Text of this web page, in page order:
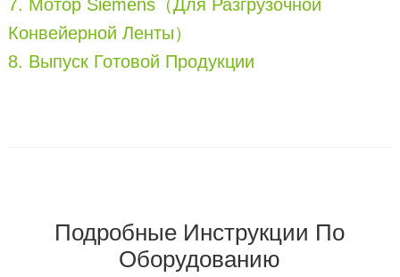
7. Мотор Siemens（Для Разгрузочной
Конвейерной Ленты）
8. Выпуск Готовой Продукции
Подробные Инструкции По
Оборудованию